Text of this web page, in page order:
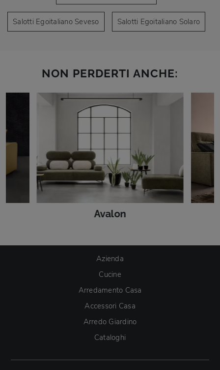
Salotti Egoitaliano Seveso Salotti Egoitaliano Solaro
NON PERDERTI ANCHE:
Avalon
Azienda
Cucine
Arredamento Casa
Accessori Casa
Arredo Giardino
Cataloghi